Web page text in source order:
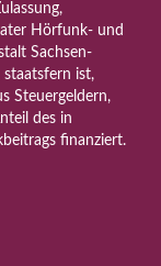
Hörfunk- und
Sachsen-
ist,
Steuergeldern,
des in
finanziert.